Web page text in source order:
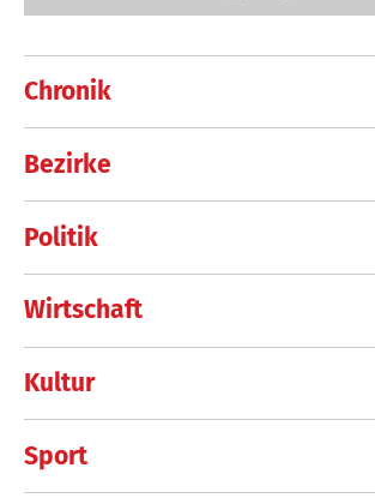
Chronik
Bezirke
Politik
Wirtschaft
Kultur
Sport